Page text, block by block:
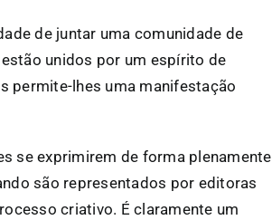
de juntar uma comunidade de
unidos por um espírito de
permite-lhes uma manifestação
se exprimirem de forma plenamente
são representados por editoras
criativo. É claramente um